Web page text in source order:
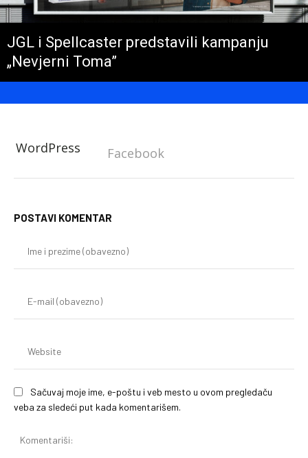
JGL i Spellcaster predstavili kampanju
„Nevjerni Toma”
WordPress Facebook
POSTAVI KOMENTAR
Sačuvaj moje ime, e-poštu i veb mesto u ovom pregledaču
veba za sledeći put kada komentarišem.